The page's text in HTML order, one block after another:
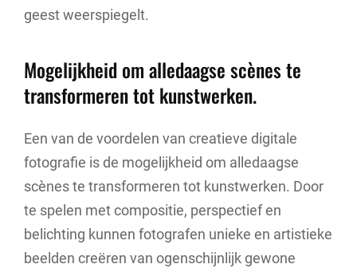
geest weerspiegelt.
Mogelijkheid om alledaagse scènes te
transformeren tot kunstwerken.
Een van de voordelen van creatieve digitale
fotografie is de mogelijkheid om alledaagse
scènes te transformeren tot kunstwerken. Door
te spelen met compositie, perspectief en
belichting kunnen fotografen unieke en artistieke
beelden creëren van ogenschijnlijk gewone